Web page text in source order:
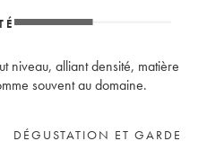
niveau, alliant densité, matière
souvent au domaine.
DÉGUSTATION ET GARDE